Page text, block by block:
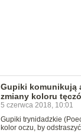
Gupiki komunikują
zmiany koloru
5 czerwca 2018, 10:01
Gupiki trynidadzkie
kolor oczu, by